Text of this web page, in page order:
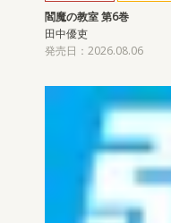
閻魔の教室 第6巻
田中優吏
発売日：2026.08.06